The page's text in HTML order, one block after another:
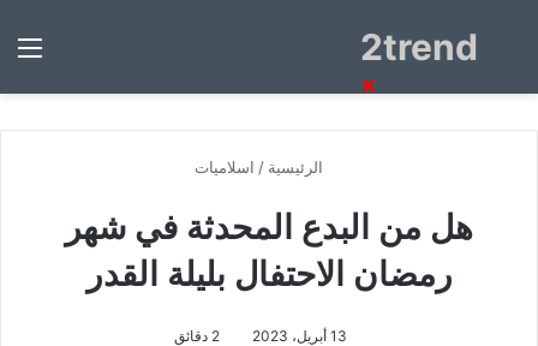
2trendبحث
الرئيسية / اسلاميات
هل من البدع المحدثة في شهر
رمضان الاحتفال بليلة القدر
13 أبريل، 2023 2 دقائق
×